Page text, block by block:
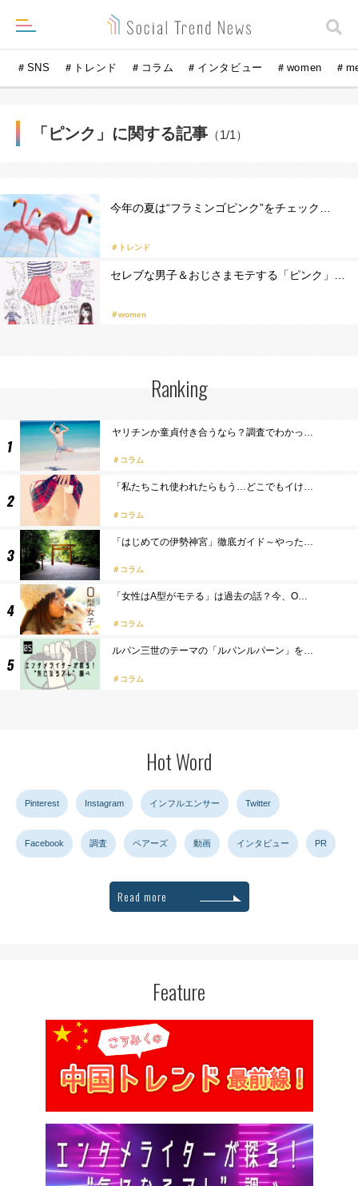
＃SNS ＃トレンド ＃コラム ＃インタビュー ＃women ＃
「ピンク」に関する記事 （1/1）
今年の夏は“フラミンゴピンク”をチェック…
＃トレンド
セレブな男子＆おじさまモテする「ピンク」…
＃women
Ranking
ヤリチンか童貞付き合うなら？調査でわかっ…
コラム
「私たちこれ使われたらもう…どこでもイけ…
コラム
「はじめての伊勢神宮」徹底ガイド～やった…
コラム
「女性はA型がモテる」は過去の話？今、O…
コラム
ルパン三世のテーマの「ルパンルパーン」を…
コラム
Hot Word
Pinterest Instagram インフルエンサー Twitter
Facebook 調査 ペアーズ 動画 インタビュー PR
Read more
Feature